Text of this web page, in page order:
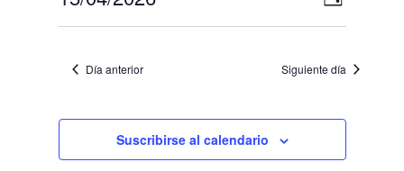
a
v
g
a
e
i
Día
Día anterior Siguiente día
Suscribirse al calendario